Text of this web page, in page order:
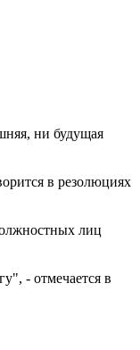
ни будущая
в резолюциях
лиц
- отмечается в